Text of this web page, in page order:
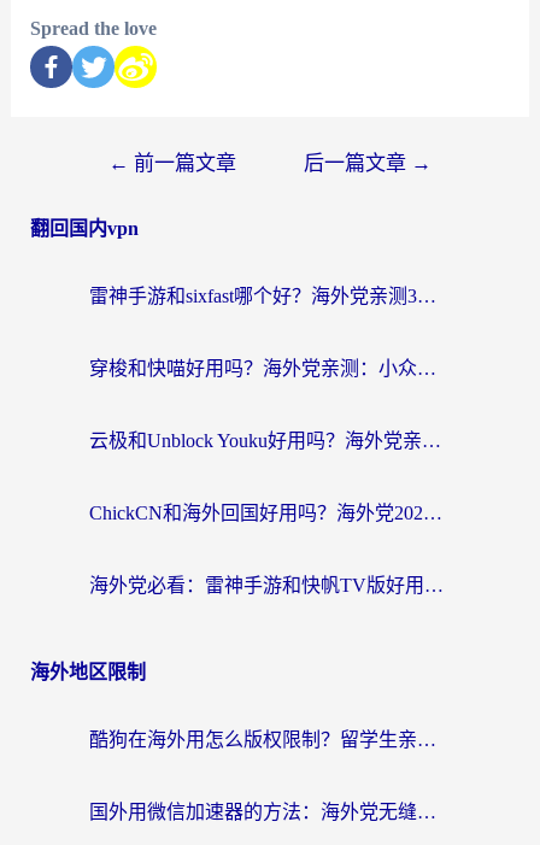
Spread the love
← 前一篇文章 后一篇文章 →
翻回国内vpn
雷神手游和sixfast哪个好？海外党亲测3款回国加速器，教你选对不踩坑
穿梭和快喵好用吗？海外党亲测：小众加速器对比+番茄加速器深度体验
云极和Unblock Youku好用吗？海外党亲测+2026回国加速器避坑指南
ChickCN和海外回国好用吗？海外党2026亲测：从手游到影音，选对加速器的3个关键
海外党必看：雷神手游和快帆TV版好用吗？3步选对回国加速器不踩坑
海外地区限制
酷狗在海外用怎么版权限制？留学生亲测：3步解决听国内音乐难题
国外用微信加速器的方法：海外党无缝连接国内生活的实用指南